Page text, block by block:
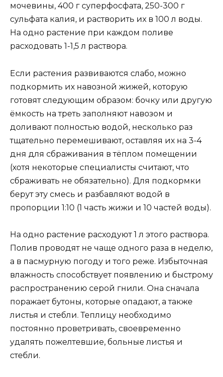
мочевины, 400 г суперфосфата, 250-300 г
сульфата калия, и растворить их в 100 л воды.
На одно растение при каждом поливе
расходовать 1-1,5 л раствора.
Если растения развиваются слабо, можно
подкормить их навозной жижей, которую
готовят следующим образом: бочку или другую
ёмкость на треть заполняют навозом и
доливают полностью водой, несколько раз
тщательно перемешивают, оставляя их на 3-4
дня для сбраживания в тёплом помещении
(хотя некоторые специалисты считают, что
сбраживать не обязательно). Для подкормки
берут эту смесь и разбавляют водой в
пропорции 1:10 (1 часть жижи и 10 частей воды).
На одно растение расходуют 1 л этого раствора.
Полив проводят не чаще одного раза в неделю,
а в пасмурную погоду и того реже. Избыточная
влажность способствует появлению и быстрому
распространению серой гнили. Она сначала
поражает бутоны, которые опадают, а также
листья и стебли. Теплицу необходимо
постоянно проветривать, своевременно
удалять пожелтевшие, больные листья и
стебли.